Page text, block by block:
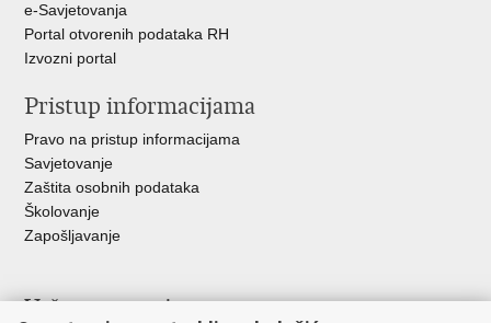
e-Savjetovanja
Portal otvorenih podataka RH
Izvozni portal
Pristup informacijama
Pravo na pristup informacijama
Savjetovanje
Zaštita osobnih podataka
Školovanje
Zapošljavanje
Važne poveznice